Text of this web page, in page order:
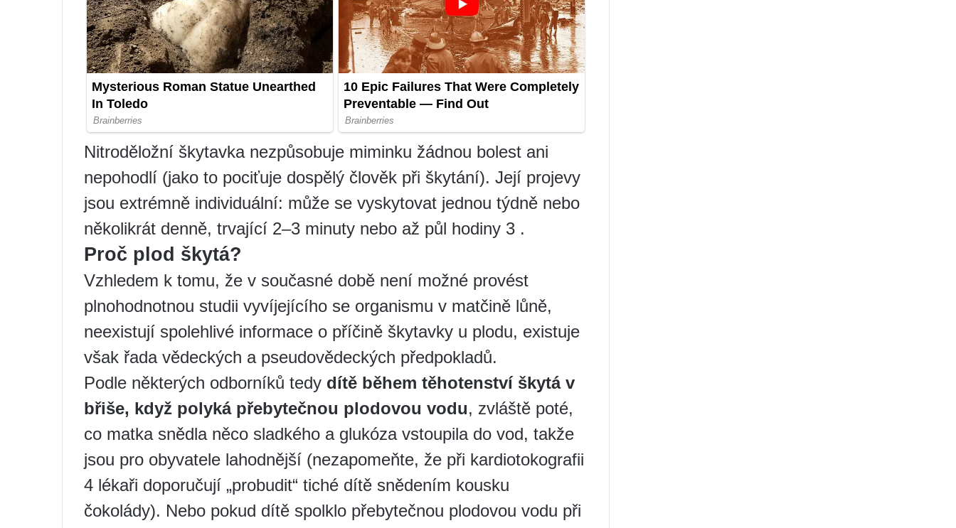
Nitroděložní škytavka nezpůsobuje miminku žádnou bolest ani
nepohodlí (jako to pociťuje dospělý člověk při škytání). Její projevy
jsou extrémně individuální: může se vyskytovat jednou týdně nebo
několikrát denně, trvající 2–3 minuty nebo až půl hodiny 3 .
Proč plod škytá?
Vzhledem k tomu, že v současné době není možné provést
plnohodnotnou studii vyvíjejícího se organismu v matčině lůně,
neexistují spolehlivé informace o příčině škytavky u plodu, existuje
však řada vědeckých a pseudovědeckých předpokladů.
Podle některých odborníků tedy dítě během těhotenství škytá v
břiše, když polyká přebytečnou plodovou vodu, zvláště poté,
co matka snědla něco sladkého a glukóza vstoupila do vod, takže
jsou pro obyvatele lahodnější (nezapomeňte, že při kardiotokografii
4 lékaři doporučují „probudit“ tiché dítě snědením kousku
čokolády). Nebo pokud dítě spolklo přebytečnou plodovou vodu při